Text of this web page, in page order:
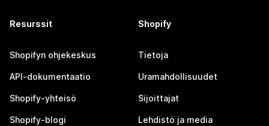
Resurssit
Shopifyn ohjekeskus
API-dokumentaatio
Shopify-yhteisö
Shopify-blogi
Shopify
Tietoja
Uramahdollisuudet
Sijoittajat
Lehdistö ja media